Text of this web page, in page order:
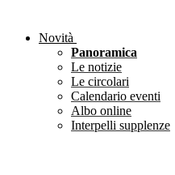
Novità
Panoramica
Le notizie
Le circolari
Calendario eventi
Albo online
Interpelli supplenze